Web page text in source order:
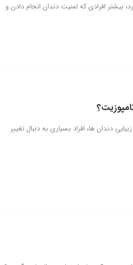
بیشتر افرادی که لمنیت دندان انجام دادن و
دندان ها، افراد بسیاری به دنبال تغییر